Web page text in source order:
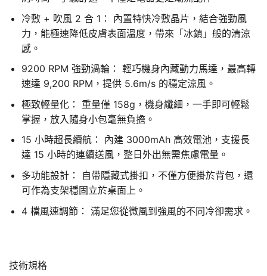
冷敷 + 吹風 2 合 1： 內置特快冷敷晶片，結合強勁風
力，能極速降低皮膚表面溫度，帶來「冰鎮」般的清涼
感。
9200 RPM 強勁渦輪： 輕巧機身內藏動力馬達，最高轉
速達 9,200 RPM，提供 5.6m/s 的穩定涼風。
極致輕量化： 重量僅 158g，機身纖細，一手即可輕鬆
掌握，放入隨身小包毫無負擔。
15 小時超長續航： 內建 3000mAh 高效電池，支援長
達 15 小時的連續送風，整日外出無需焦慮電量。
多功能設計： 自帶隱藏式掛扣，不僅方便掛於背包，還
可作為支架穩固立於桌面上。
4 檔風速調節： 滿足您從微風到強風的不同冷卻需求。
技術規格